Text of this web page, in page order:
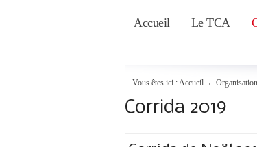
Accueil Le TCA
Vous êtes ici : Accueil
Corrida 2019